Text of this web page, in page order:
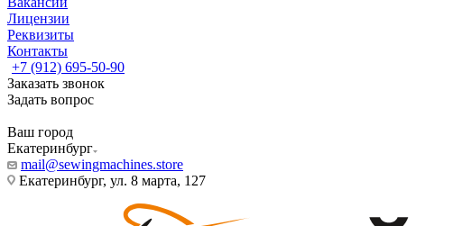
Лицензии
Реквизиты
Контакты
+7 (912) 695-50-90
Заказать звонок
Задать вопрос
Ваш город
Екатеринбург
mail@sewingmachines.store
Екатеринбург, ул. 8 марта, 127